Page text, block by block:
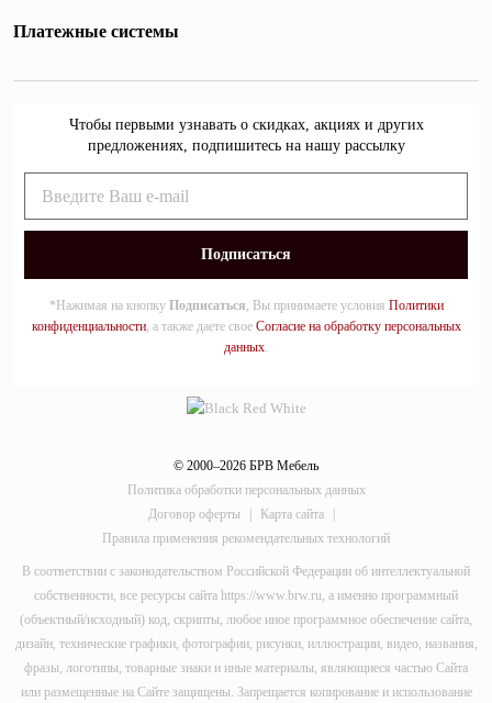
Платежные системы
Чтобы первыми узнавать о скидках, акциях и других
предложениях, подпишитесь на нашу рассылку
*Нажимая на кнопку Подписаться , Вы принимаете условия Политики
конфиденциальности, а также даете свое Согласие на обработку персональных
данных
© 2000–2026 БРВ Мебель
Политика обработки персональных данных
Договор оферты
| Карта сайта
|
Правила применения рекомендательных технологий
В соответствии с законодательством Российской Федерации об интеллектуальной
собственности, все ресурсы сайта https://www.brw.ru, а именно программный
(объектный/исходный) код, скрипты, любое иное программное обеспечение сайта,
дизайн, технические графики, фотографии, рисунки, иллюстрации, видео, названия,
фразы, логотипы, товарные знаки и иные материалы, являющиеся частью Сайта
или размещенные на Сайте защищены. Запрещается копирование и использование